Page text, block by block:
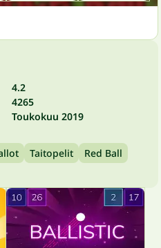
4.2
4265
Toukokuu 2019
Taitopelit Red Ball